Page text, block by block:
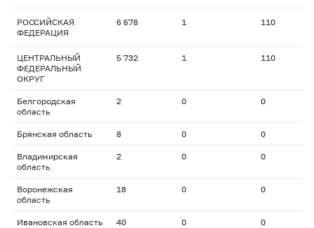
РОССИЙСКАЯ
ФЕДЕРАЦИЯ
6 678 1 110
ЦЕНТРАЛЬНЫЙ
ФЕДЕРАЛЬНЫЙ
ОКРУГ
5 732 1 110
Белгородская
область
2 0 0
Брянская область 8 0 0
Владимирская
область
2 0 0
Воронежская
область
18 0 0
Ивановская область 40 0 0